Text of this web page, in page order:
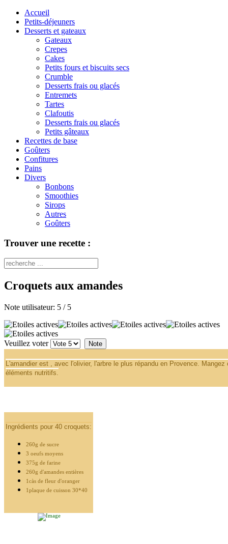
Accueil
Petits-déjeuners
Desserts et gateaux
Gateaux
Crepes
Cakes
Petits fours et biscuits secs
Crumble
Desserts frais ou glacés
Entremets
Tartes
Clafoutis
Desserts frais ou glacés
Petits gâteaux
Recettes de base
Goûters
Confitures
Pains
Divers
Bonbons
Smoothies
Sirops
Autres
Goûters
Trouver une recette :
Croquets aux amandes
Note utilisateur: 5 / 5
Veuillez voter
L'amandier est , avec l'olivier, l'arbre le plus répandu en Provence.
éléments nutritifs.
Ingrédients pour 40 croquets:
260g de sucre
3 oeufs moyens
375g de farine
260g d'amandes entières
1càs de fleur d'oranger
1plaque de cuisson 30*40